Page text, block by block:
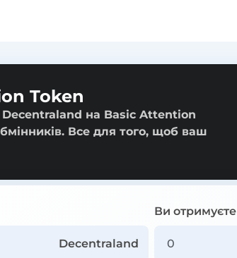
Token
на Basic Attention
Все для того, щоб ваш
Decentraland
Ви отримуєте